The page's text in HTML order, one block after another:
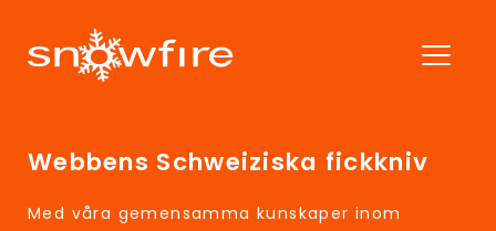
Webbens Schweiziska fickkniv
Med våra gemensamma kunskaper inom